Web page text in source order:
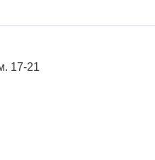
17-21